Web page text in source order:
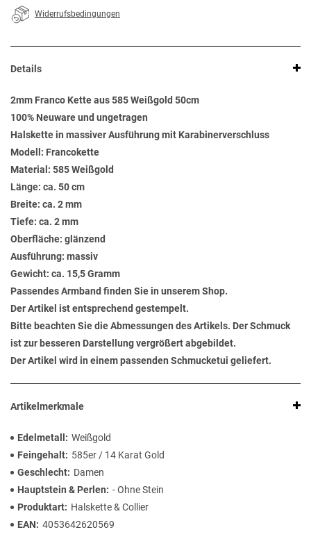
Widerrufsbedingungen
Details
2mm Franco Kette aus 585 Weißgold 50cm
100% Neuware und ungetragen
Halskette in massiver Ausführung mit Karabinerverschluss
Modell: Francokette
Material: 585 Weißgold
Länge: ca. 50 cm
Breite: ca. 2 mm
Tiefe: ca. 2 mm
Oberfläche: glänzend
Ausführung: massiv
Gewicht: ca. 15,5 Gramm
Passendes Armband finden Sie in unserem Shop.
Der Artikel ist entsprechend gestempelt.
Bitte beachten Sie die Abmessungen des Artikels. Der Schmuck
ist zur besseren Darstellung vergrößert abgebildet.
Der Artikel wird in einem passenden Schmucketui geliefert.
Artikelmerkmale
Edelmetall
Weißgold
Feingehalt
585er / 14 Karat Gold
Geschlecht
Damen
Hauptstein & Perlen
- Ohne Stein
Produktart
Halskette & Collier
EAN
4053642620569